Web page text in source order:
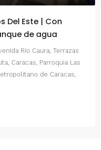
Del Este | Con
de agua
Río Caura, Terrazas
Caracas, Parroquia Las
de Caracas,